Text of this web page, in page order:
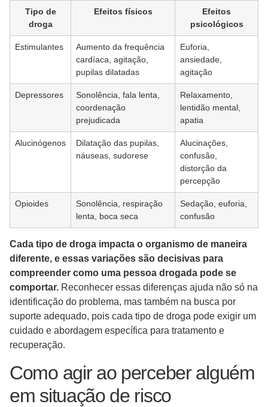
Tipo de
droga
Efeitos físicos
Efeitos
psicológicos
Estimulantes
Aumento da frequência
cardíaca, agitação,
pupilas dilatadas
Euforia,
ansiedade,
agitação
Depressores
Sonolência, fala lenta,
coordenação
prejudicada
Relaxamento,
lentidão mental,
apatia
Alucinógenos
Dilatação das pupilas,
náuseas, sudorese
Alucinações,
confusão,
distorção da
percepção
Opioides
Sonolência, respiração
lenta, boca seca
Sedação, euforia,
confusão
Cada tipo de droga impacta o organismo de maneira
diferente, e essas variações são decisivas para
compreender como uma pessoa drogada pode se
comportar. Reconhecer essas diferenças ajuda não só na
identificação do problema, mas também na busca por
suporte adequado, pois cada tipo de droga pode exigir um
cuidado e abordagem específica para tratamento e
recuperação.
Como agir ao perceber alguém
em situação de risco